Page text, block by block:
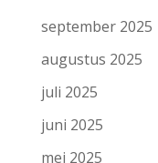
september 2025
augustus 2025
juli 2025
juni 2025
mei 2025